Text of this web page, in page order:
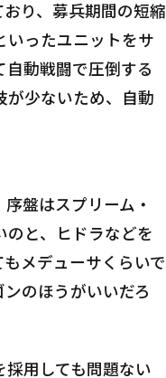
り、募兵期間の短縮
いったユニットをサ
動戦闘で圧倒する
が少ないため、自動
盤はスプリーム・
と、ヒドラなどを
メデューサくらいで
のほうがいいだろ
用しても問題ない